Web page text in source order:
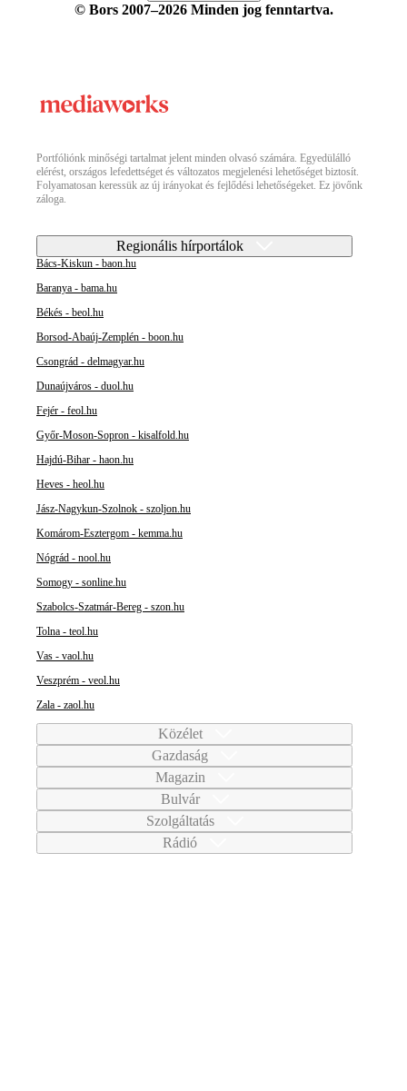
© Bors 2007–2026 Minden jog fenntartva.
Portfóliónk minőségi tartalmat jelent minden olvasó számára. Egyedülálló
elérést, országos lefedettséget és változatos megjelenési lehetőséget biztosít.
Folyamatosan keressük az új irányokat és fejlődési lehetőségeket. Ez jövőnk
záloga.
Regionális hírportálok
Bács-Kiskun - baon.hu
Baranya - bama.hu
Békés - beol.hu
Borsod-Abaúj-Zemplén - boon.hu
Csongrád - delmagyar.hu
Dunaújváros - duol.hu
Fejér - feol.hu
Győr-Moson-Sopron - kisalfold.hu
Hajdú-Bihar - haon.hu
Heves - heol.hu
Jász-Nagykun-Szolnok - szoljon.hu
Komárom-Esztergom - kemma.hu
Nógrád - nool.hu
Somogy - sonline.hu
Szabolcs-Szatmár-Bereg - szon.hu
Tolna - teol.hu
Vas - vaol.hu
Veszprém - veol.hu
Zala - zaol.hu
Közélet
Gazdaság
Magazin
Bulvár
Szolgáltatás
Rádió